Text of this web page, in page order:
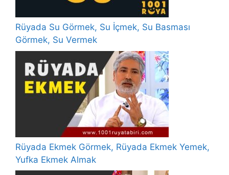
Rüyada Su Görmek, Su İçmek, Su Basması
Görmek, Su Vermek
Rüyada Ekmek Görmek, Rüyada Ekmek Yemek,
Yufka Ekmek Almak